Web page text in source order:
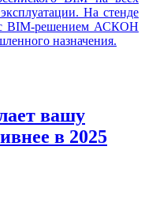
На стенде
с BIM-решением АСКОН
назначения.
вашу
в 2025